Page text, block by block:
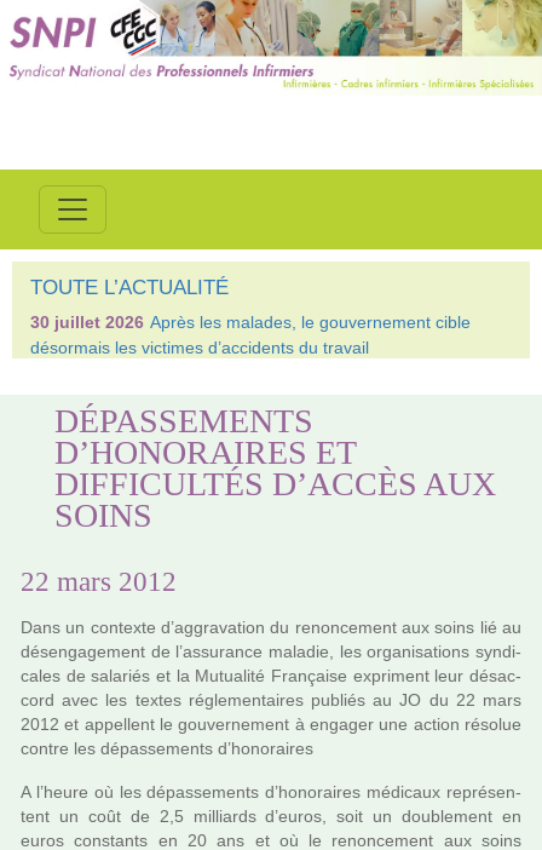
TOUTE L’ACTUALITÉ
30 juillet 2026 Après les malades, le gouvernement cible
désormais les victimes d’accidents du travail
DÉPASSEMENTS
D’HONORAIRES ET
DIFFICULTÉS D’ACCÈS AUX
SOINS
22 mars 2012
Dans un contexte d’aggra­va­tion du renon­ce­ment aux soins lié au
désen­ga­ge­ment de l’assu­rance mala­die, les orga­ni­sa­tions syn­di­
ca­les de sala­riés et la Mutualité Française expri­ment leur désac­
cord avec les textes régle­men­tai­res publiés au JO du 22 mars
2012 et appel­lent le gou­ver­ne­ment à enga­ger une action réso­lue
contre les dépas­se­ments d’hono­rai­res
A l’heure où les dépas­se­ments d’hono­rai­res médi­caux repré­sen­
tent un coût de 2,5 mil­liards d’euros, soit un dou­ble­ment en
euros cons­tants en 20 ans et où le renon­ce­ment aux soins